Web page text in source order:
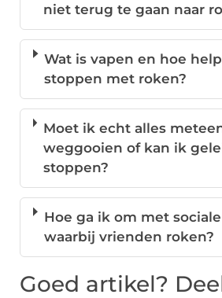
niet terug te gaan naar
Wat is vapen en hoe
stoppen met roken?
Moet ik echt alles
weggooien of kan ik
stoppen?
Hoe ga ik om met
waarbij vrienden roken?
Goed artikel?